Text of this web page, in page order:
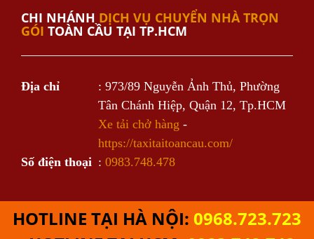
CHI NHÁNH DỊCH VỤ CHUYỂN NHÀ TRỌN
GÓI TOÀN CẦU TẠI TP.HCM
Địa chỉ
: 973/89 Nguyễn Ảnh Thủ, Phường
Tân Chánh Hiệp, Quận 12, Tp.HCM
Xe tải chở hàng -
https://taxitaitoancau.com/
Số điện thoại : 0983.748.478
HOTLINE TẠI HÀ NỘI: 0968.723.723